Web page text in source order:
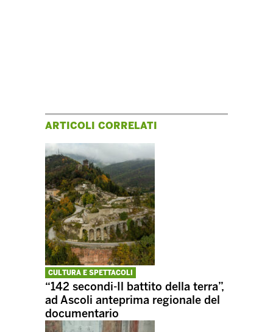
ARTICOLI CORRELATI
CULTURA E SPETTACOLI
“142 secondi-Il battito della terra”,
ad Ascoli anteprima regionale del
documentario